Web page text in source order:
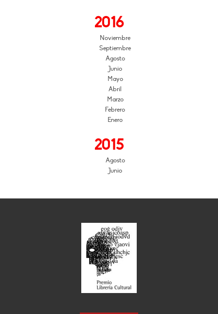
2016
Noviembre
Septiembre
Agosto
Junio
Mayo
Abril
Marzo
Febrero
Enero
2015
Agosto
Junio